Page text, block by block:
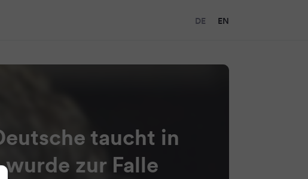
DE EN
taucht in
zur Falle